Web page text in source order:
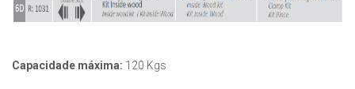
Capacidade máxima: 120 Kgs